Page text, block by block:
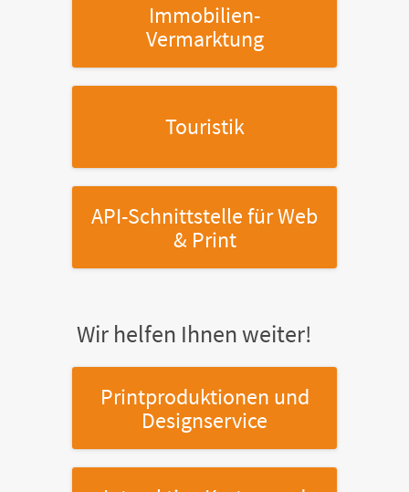
Immobilien-
Vermarktung
Touristik
API-Schnittstellefür Web
& Print
Wir helfen Ihnen weiter!
Printproduktionen und
Designservice